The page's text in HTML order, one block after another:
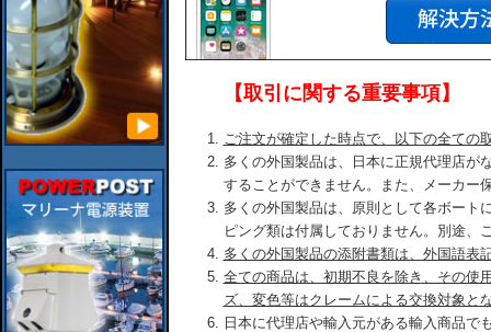
【取引に関する重要事項】
ご注文が確定した時点で、以下の全ての
多くの外国製品は、日本に正規代理店が
することができません。また、メーカー
多くの外国製品は、原則として各ボート
ピング類は付属しておりません。別途、
多くの外国製品の添附書類は、外国語表
全ての商品は、初期不良を除き、その使
ズ、変色等はクレームによる交換対象と
日本に代理店や輸入元がある輸入商品で